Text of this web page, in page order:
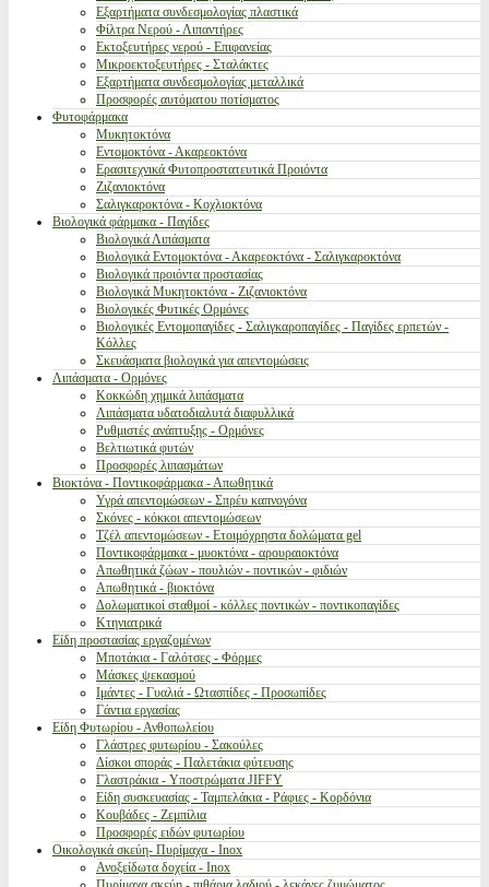
Εξαρτήματα συνδεσμολογίας πλαστικά
Φίλτρα Νερού - Λιπαντήρες
Εκτοξευτήρες νερού - Επιφανείας
Μικροεκτοξευτήρες - Σταλάκτες
Εξαρτήματα συνδεσμολογίας μεταλλικά
Προσφορές αυτόματου ποτίσματος
Φυτοφάρμακα
Μυκητοκτόνα
Εντομοκτόνα - Ακαρεοκτόνα
Ερασιτεχνικά Φυτοπροστατευτικά Προιόντα
Ζιζανιοκτόνα
Σαλιγκαροκτόνα - Κοχλιοκτόνα
Βιολογικά φάρμακα - Παγίδες
Βιολογικά Λιπάσματα
Βιολογικά Εντομοκτόνα - Ακαρεοκτόνα - Σαλιγκαροκτόνα
Βιολογικά προιόντα προστασίας
Βιολογικά Μυκητοκτόνα - Ζιζανιοκτόνα
Βιολογικές Φυτικές Ορμόνες
Βιολογικές Εντομοπαγίδες - Σαλιγκαροπαγίδες - Παγίδες ερπετών -
Κόλλες
Σκευάσματα βιολογικά για απεντομώσεις
Λιπάσματα - Ορμόνες
Κοκκώδη χημικά λιπάσματα
Λιπάσματα υδατοδιαλυτά διαφυλλικά
Ρυθμιστές ανάπτυξης - Ορμόνες
Βελτιωτικά φυτών
Προσφορές λιπασμάτων
Βιοκτόνα - Ποντικοφάρμακα - Απωθητικά
Υγρά απεντομώσεων - Σπρέυ καπνογόνα
Σκόνες - κόκκοι απεντομώσεων
Τζέλ απεντομώσεων - Ετοιμόχρηστα δολώματα gel
Ποντικοφάρμακα - μυοκτόνα - αρουραιοκτόνα
Απωθητικά ζώων - πουλιών - ποντικών - φιδιών
Απωθητικά - βιοκτόνα
Δολωματικοί σταθμοί - κόλλες ποντικών - ποντικοπαγίδες
Κτηνιατρικά
Είδη προστασίας εργαζομένων
Μποτάκια - Γαλότσες - Φόρμες
Μάσκες ψεκασμού
Ιμάντες - Γυαλιά - Ωτασπίδες - Προσωπίδες
Γάντια εργασίας
Είδη Φυτωρίου - Ανθοπωλείου
Γλάστρες φυτωρίου - Σακούλες
Δίσκοι σποράς - Παλετάκια φύτευσης
Γλαστράκια - Υποστρώματα JIFFY
Είδη συσκευασίας - Ταμπελάκια - Ράφιες - Κορδόνια
Κουβάδες - Ζεμπίλια
Προσφορές ειδών φυτωρίου
Οικολογικά σκεύη- Πυρίμαχα - Inox
Ανοξείδωτα δοχεία - Inox